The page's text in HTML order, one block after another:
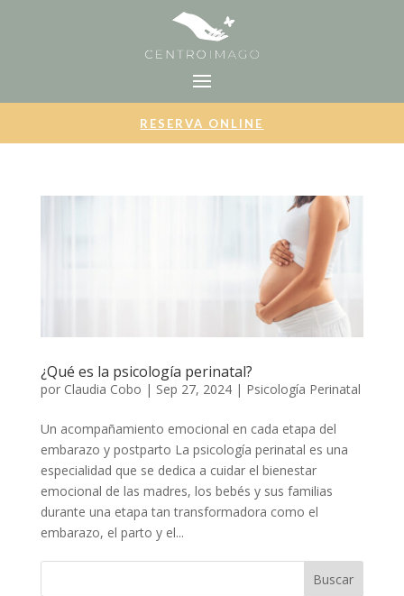
RESERVA ONLINE
¿Qué es la psicología perinatal?
por Claudia Cobo | Sep 27, 2024| Psicología Perinatal
Un acompañamiento emocional en cada etapa del
embarazo y postparto La psicología perinatal es una
especialidad que se dedica a cuidar el bienestar
emocional de las madres, los bebés y sus familias
durante una etapa tan transformadora como el
embarazo, el parto y el...
Buscar